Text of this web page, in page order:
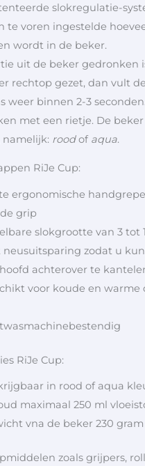
slokregulatie-
te voren ingestelde
wordt in de beker.
uit de beker gedronken
rechtop gezet, dan vult
weer binnen 2-3
met een rietje. De
namelijk: roodof aqua.
RiJe Cup:
ergonomische
grip
slokgrootte van 3 tot
neusuitsparing zodat u
achterover te
voor koude en warme
RiJe Cup:
in rood of aqua
maximaal 250 ml
vna de beker 230 gram
zoals grijpers,